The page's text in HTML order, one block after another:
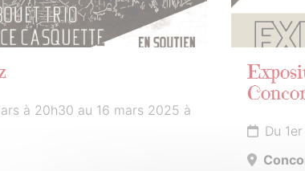
à 20h30 au 16 mars 2025 à
Du